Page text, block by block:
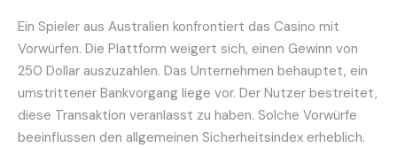
Ein Spieler aus Australien konfrontiert das Casino mit
Vorwürfen. Die Plattform weigert sich, einen Gewinn von
250 Dollar auszuzahlen. Das Unternehmen behauptet, ein
umstrittener Bankvorgang liege vor. Der Nutzer bestreitet,
diese Transaktion veranlasst zu haben. Solche Vorwürfe
beeinflussen den allgemeinen Sicherheitsindex erheblich.